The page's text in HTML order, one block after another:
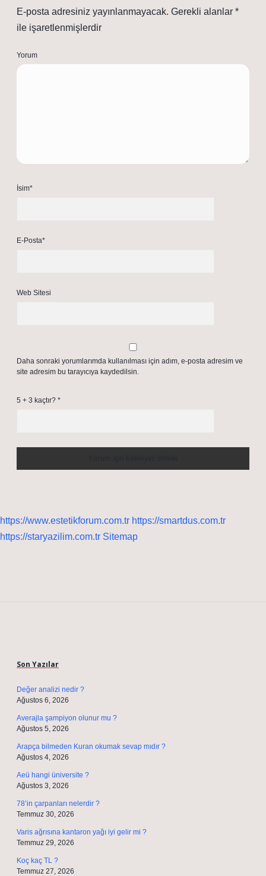
E-posta adresiniz yayınlanmayacak. Gerekli alanlar *
ile işaretlenmişlerdir
Yorum
İsim*
E-Posta*
Web Sitesi
Daha sonraki yorumlarımda kullanılması için adım, e-posta adresim ve
site adresim bu tarayıcıya kaydedilsin.
5 + 3 kaçtır? *
https://www.estetikforum.com.tr https://smartdus.com.tr
https://staryazilim.com.tr Sitemap
Son Yazılar
Değer analizi nedir ?
Ağustos 6, 2026
Averajla şampiyon olunur mu ?
Ağustos 5, 2026
Arapça bilmeden Kuran okumak sevap mıdır ?
Ağustos 4, 2026
Aeü hangi üniversite ?
Ağustos 3, 2026
78’in çarpanları nelerdir ?
Temmuz 30, 2026
Varis ağrısına kantaron yağı iyi gelir mi ?
Temmuz 29, 2026
Koç kaç TL ?
Temmuz 27, 2026